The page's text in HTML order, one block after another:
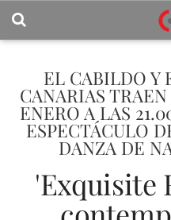
EL CABILDO Y
CANARIAS
ENERO A LAS
ESPECTÁCULO
DANZA DE
'Exquisite